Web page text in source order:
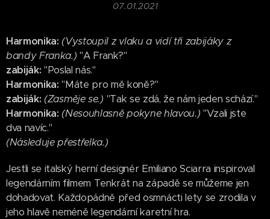
07.01.2021
Harmonika: (Vystoupil z vlaku a vidí tři zabijáky z
bandy Franka.) "A Frank?"
zabiják: "Poslal nás."
Harmonika: "Máte pro mě koně?"
zabiják: (Zasměje se.) "Tak se zdá, že nám jeden schází."
Harmonika: (Nesouhlasně pokyne hlavou.) "Vzali jste
dva navíc."
(Následuje přestřelka.)
Jestli se italský herní designér Emiliano Sciarra inspiroval
legendárním filmem Tenkrát na západě se můžeme jen
dohadovat. Každopádně před osmnácti lety se zrodila v
jeho hlavě neméně legendární karetní hra.